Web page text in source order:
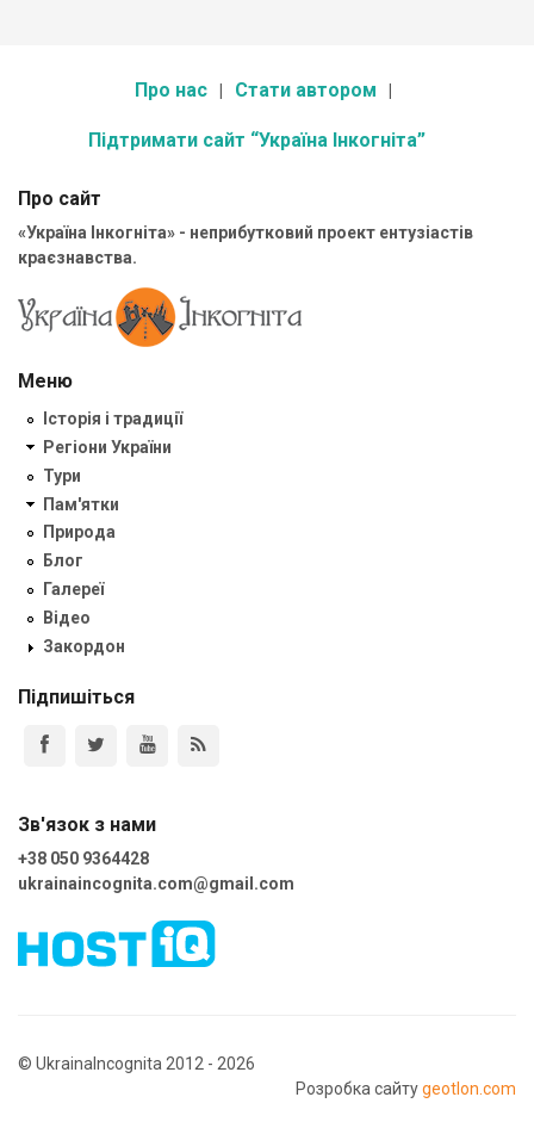
Про нас Стати автором
Підтримати сайт “Україна Інкогніта”
Про сайт
«Україна Інкогніта» - неприбутковий проект ентузіастів
краєзнавства.
Меню
Історія і традиції
Регіони України
Тури
Пам'ятки
Природа
Блог
Галереї
Відео
Закордон
Підпишіться
Зв'язок з нами
+38 050 9364428
ukrainaincognita.com@gmail.com
© UkrainaIncognita 2012 - 2026
Розробка сайтуgeotlon.com